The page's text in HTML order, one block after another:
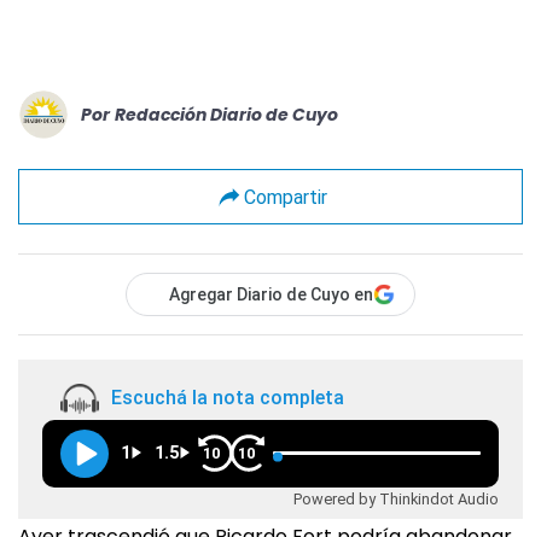
Por Redacción Diario de Cuyo
Compartir
Agregar Diario de Cuyo en
Escuchá la nota completa
1 1.5 10 10
Powered by Thinkindot Audio